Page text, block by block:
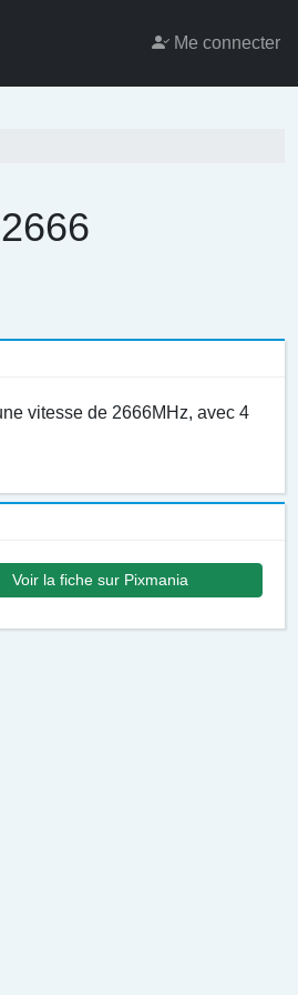
Me connecter
vitesse de 2666MHz, avec 4
Voir la fiche sur Pixmania